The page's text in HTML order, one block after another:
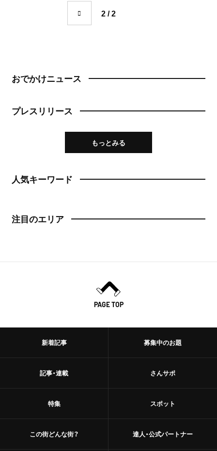
2 / 2
おでかけニュース
プレスリリース
もっとみる
人気キーワード
注目のエリア
PAGE TOP
新着記事
記事・連載
特集
この街どんな街？
募集中のお題
さんサポ
スポット
達人・公式パートナー